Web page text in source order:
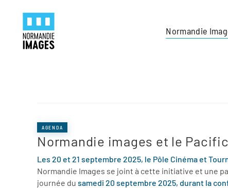
Skip to main content
Normandie
AGENDA
Normandie images et le
Les 20 et 21 septembre 2025, le Pôle Cinéma et
Normandie Images se joint à cette initiative et une
journée du samedi 20 septembre 2025, durant la